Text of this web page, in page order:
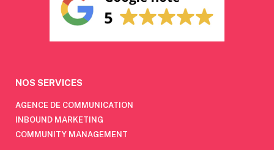
NOS SERVICES
AGENCE DE COMMUNICATION
INBOUND MARKETING
COMMUNITY MANAGEMENT